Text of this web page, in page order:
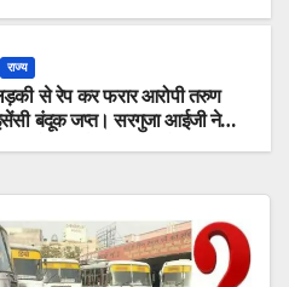
राज्य
से रेप कर फरार आरोपी तरुण
बंदूक जप्त। सरगुजा आईजी ने